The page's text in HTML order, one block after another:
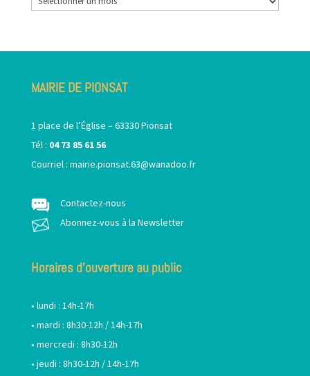
MAIRIE DE PIONSAT
1 place de l’Église – 63330 Pionsat
Tél : 04 73 85 61 56
Courriel : mairie.pionsat.63@wanadoo.fr
Contactez-nous
Abonnez-vous à la Newsletter
Horaires d’ouverture au public
• lundi : 14h-17h
• mardi : 8h30-12h / 14h-17h
• mercredi : 8h30-12h
• jeudi : 8h30-12h / 14h-17h